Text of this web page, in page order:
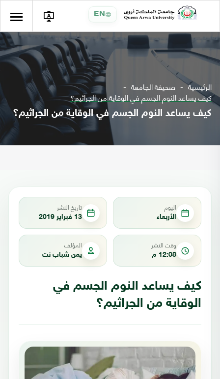
EN
الرئيسية صحيفة الجامعة
كيف يساعد النوم الجسم في الوقاية من الجراثيم؟
كيف يساعد النوم الجسم في الوقاية من الجراثيم؟
اليوم
الأربعاء
تاريخ النشر
13 فبراير 2019
وقت النشر
12:08 م
المؤلف
يمن شباب نت
كيف يساعد النوم الجسم في
الوقاية من الجراثيم؟